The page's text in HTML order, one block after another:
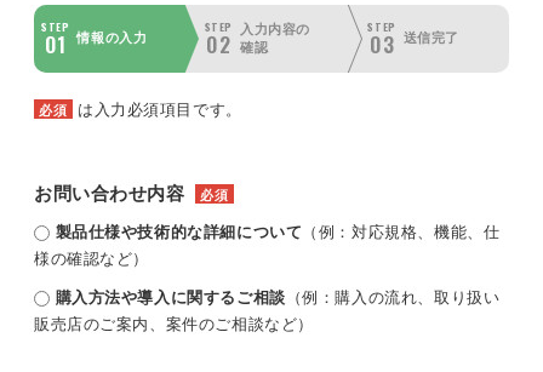
STEP
01 情報の入力
STEP
02
入力内容の
確認
STEP
03 送信完了
必須 は入力必須項目です。
お問い合わせ内容 必須
製品仕様や技術的な詳細について （例：対応規格、機能、仕
様の確認など）
購入方法や導入に関するご相談 （例：購入の流れ、取り扱い
販売店のご案内、案件のご相談など）